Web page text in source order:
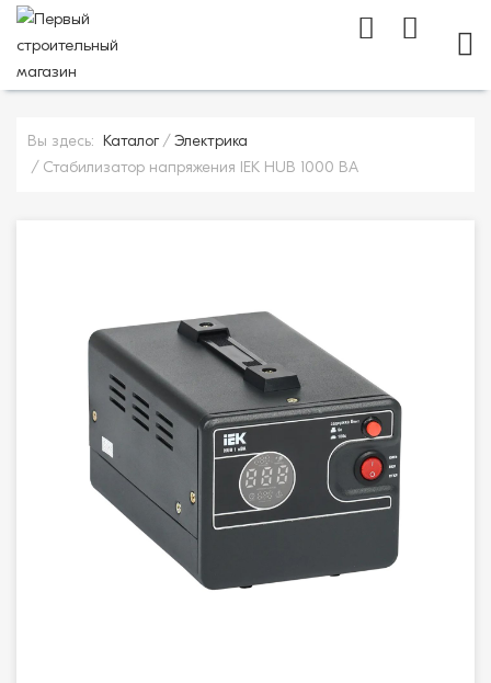
Вы здесь: Каталог
Электрика
Стабилизатор напряжения IEK HUB 1000 BA